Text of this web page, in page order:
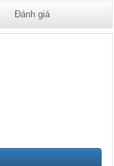
Đánh giá